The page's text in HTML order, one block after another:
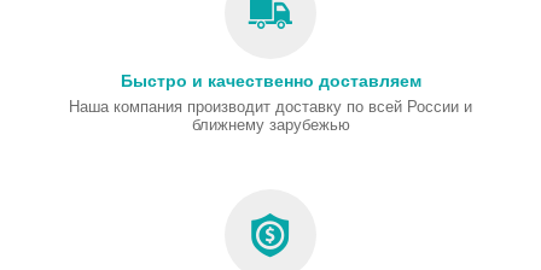
Быстро и качественно доставляем
Наша компания производит доставку по всей России и
ближнему зарубежью